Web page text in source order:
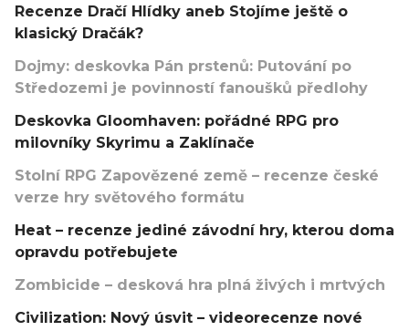
Recenze Dračí Hlídky aneb Stojíme ještě o
klasický Dračák?
Dojmy: deskovka Pán prstenů: Putování po
Středozemi je povinností fanoušků předlohy
Deskovka Gloomhaven: pořádné RPG pro
milovníky Skyrimu a Zaklínače
Stolní RPG Zapovězené země – recenze české
verze hry světového formátu
Heat – recenze jediné závodní hry, kterou doma
opravdu potřebujete
Zombicide – desková hra plná živých i mrtvých
Civilization: Nový úsvit – videorecenze nové